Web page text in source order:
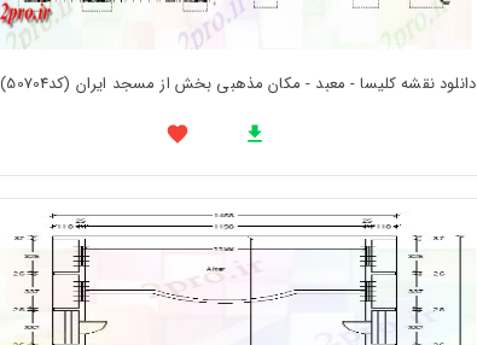
دانلود نقشه کلیسا - معبد - مکان مذهبی بخش از مسجد ایران (کد50704)